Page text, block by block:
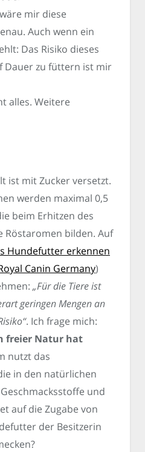
mir diese
Auch wenn ein
Das Risiko dieses
Dauer zu füttern ist mir
alles. Weitere
ist mit Zucker versetzt.
werden maximal 0,5
beim Erhitzen des
Röstaromen bilden. Auf
Hundefutter erkennen
Canin Germany)
„Für die Tiere ist
geringen Mengen an
. Ich frage mich:
freier Natur hat
nutzt das
in den natürlichen
und
auf die Zugabe von
der Besitzerin